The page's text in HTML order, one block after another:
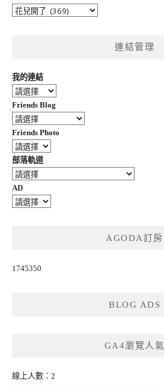
分
連結管理
我的連結
Friends Blog
Friends Photo
部落軌道
AD
AGODA訂房
1745350
BLOG ADS
GA4瀏覽人氣
線上人數：2